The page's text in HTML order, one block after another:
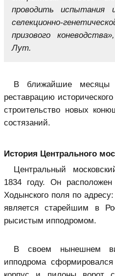
проводить испытания
селекционно-
призового
Лут.
В ближайшие месяцы
реставрацию
строительство новых
состязаний.
История Центрального
Центральный
1834 году. Он
Ходынского поля по
является старейшим в
рысистым ипподромом.
В своем нынешнем
ипподрома